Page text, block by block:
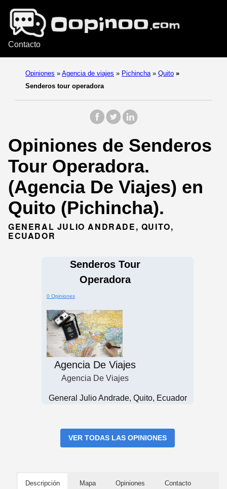
Contacto
Opiniones » Agencia de viajes » Pichincha » Quito »
Senderos tour operadora
Opiniones de Senderos
Tour Operadora.
(Agencia De Viajes) en
Quito (Pichincha).
GENERAL JULIO ANDRADE, QUITO,
ECUADOR
Senderos Tour
Operadora
0 Opiniones
Agencia De Viajes
Agencia De Viajes
General Julio Andrade, Quito, Ecuador
VER TODAS LAS OPINIONES
Descripción Mapa Opiniones Contacto